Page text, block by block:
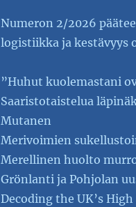
Numeron 2/2026
logistiikka ja kestävyys
”Huhut kuolemastani
Saaristotaistelua
Mutanen
Merivoimien
Merellinen huolto
Grönlanti ja Pohjolan
Decoding the UK’s